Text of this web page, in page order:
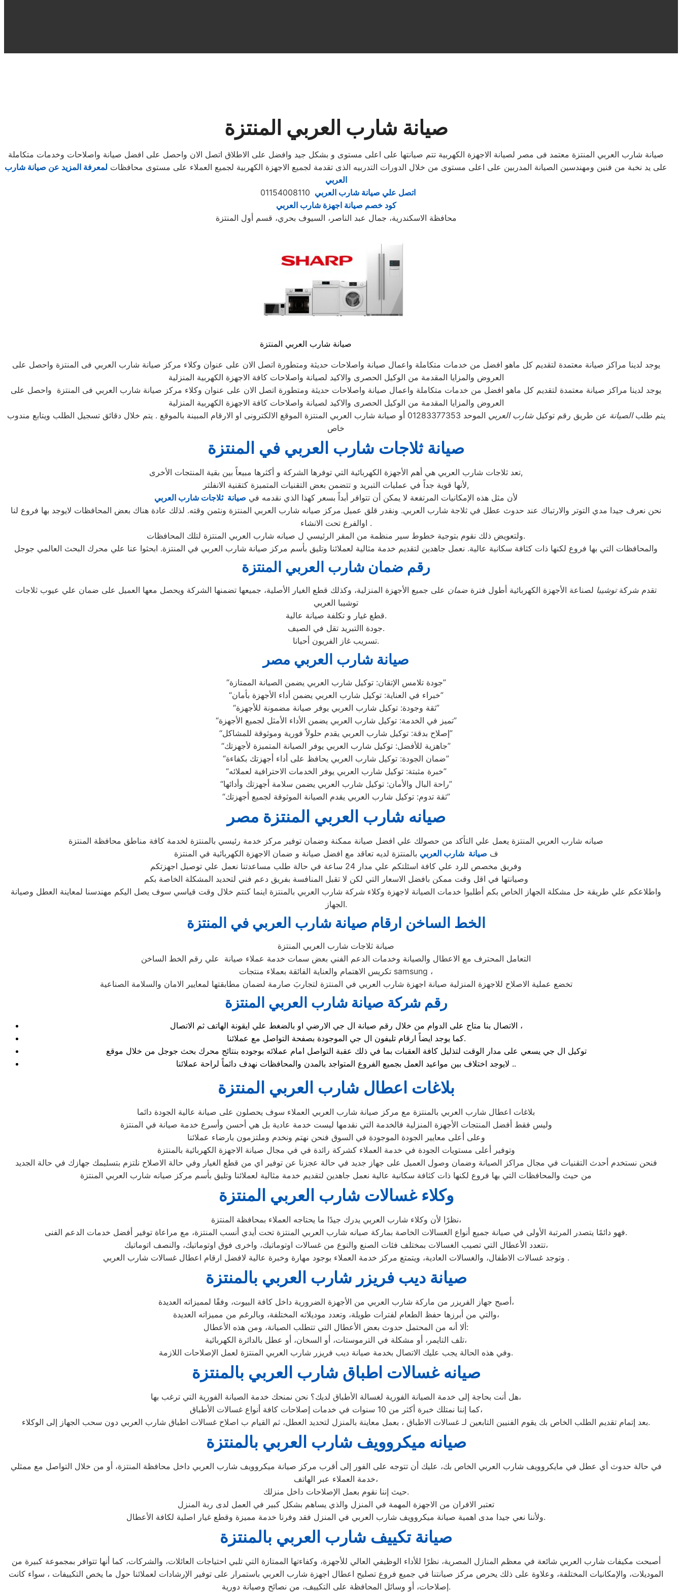
صيانة شارب العربي المنتزة
صيانة شارب العربي المنتزة معتمد فى مصر لصيانة الاجهزة الكهربية تتم صيانتها على اعلى مستوى و بشكل جيد وافضل على الاطلاق اتصل الان واحصل على افضل صيانة واصلاحات وخدمات متكاملة
على يد نخبة من فنين ومهندسين الصيانة المدربين على اعلى مستوى من خلال الدورات التدربيه الذى تقدمة لجميع الاجهزة الكهربية لجميع العملاء على مستوى محافظات لمعرفة المزيد عن صيانة شارب
العربي
اتصل علي صيانة شارب العربي
كود خصم صيانة اجهزة شارب العربي
محافظة الاسكندرية، جمال عبد الناصر، السيوف بحري، قسم أول المنتزة
صيانة شارب العربي المنتزة
يوجد لدينا مراكز صيانة معتمدة لتقديم كل ماهو افضل من خدمات متكاملة واعمال صيانة واصلاحات حديثة ومتطورة اتصل الان على عنوان وكلاء مركز صيانة شارب العربي فى المنتزة واحصل على
العروض والمزايا المقدمة من الوكيل الحصرى والاكيد لصيانة واصلاحات كافة الاجهزة الكهربية المنزلية
يوجد لدينا مراكز صيانة معتمدة لتقديم كل ماهو افضل من خدمات متكاملة واعمال صيانة واصلاحات حديثة ومتطورة اتصل الان على عنوان وكلاء مركز صيانة شارب العربي فى المنتزة واحصل على
العروض والمزايا المقدمة من الوكيل الحصرى والاكيد لصيانة واصلاحات كافة الاجهزة الكهربية المنزلية
يتم طلبالصيانة عن طريق رقم توكيلشارب العربي
الموحد 01283377353 أو صيانة شارب العربي المنتزة الموقع الالكترونى او الارقام المبينة بالموقع . يتم خلال دقائق تسجيل الطلب ويتابع مندوب
خاص
صيانة ثلاجات شارب العربي في المنتزة
تعد ثلاجات شارب العربي هي أهم الأجهزة الكهربائية التي توفرها الشركة و أكثرها مبيعاً بين بقية المنتجات الأخرى,
لأنها قوية جداً في عمليات التبريد و تتضمن بعض التقنيات المتميزة كتقنية الانفلتر,
لأن مثل هذه الإمكانيات المرتفعة لا يمكن أن تتوافر أبداً بسعر كهذا الذي نقدمه في صيانة ثلاجات شارب العربي
نحن نعرف جيدا مدي التوتر والارتباك عند حدوث عطل في ثلاجة شارب العربي. ونقدر قلق عميل مركز صيانه شارب العربي المنتزة ونثمن وقته. لذلك عادة هناك بعض المحافظات لايوجد بها فروع لنا
اوالفرع تحت الانشاء .
ولتعويض ذلك نقوم بتوجية خطوط سير منظمة من المقر الرئيسي ل صيانه شارب العربي المنتزة لتلك المحافظات.
والمحافظات التي بها فروع لكنها ذات كثافة سكانية عالية. نعمل جاهدين لتقديم خدمة مثالية لعملائنا وتليق بأسم مركز صيانة شارب العربي في المنتزة. ابحثوا عنا علي محرك البحث العالمي جوجل
رقم ضمان شارب العربي المنتزة
تقدم شركةتوشيبا لصناعة الأجهزة الكهربائية أطول فترة ضمان على جميع الأجهزة المنزلية، وكذلك قطع الغيار الأصلية، جميعها تضمنها الشركة ويحصل معها العميل على ضمان علي عيوب ثلاجات
توشيبا العربي
قطع غيار و تكلفة صيانة عالية.
جودة االتبريد تقل في الصيف.
تسريب غاز الفريون أحيانا.
صيانة شارب العربي مصر
“جودة تلامس الإتقان: توكيل شارب العربي يضمن الصيانة الممتازة”
“خبراء في العناية: توكيل شارب العربي يضمن أداء الأجهزة بأمان”
“ثقة وجودة: توكيل شارب العربي يوفر صيانة مضمونة للأجهزة”
“تميز في الخدمة: توكيل شارب العربي يضمن الأداء الأمثل لجميع الأجهزة”
“إصلاح بدقة: توكيل شارب العربي يقدم حلولاً فورية وموثوقة للمشاكل”
“جاهزية للأفضل: توكيل شارب العربي يوفر الصيانة المتميزة لأجهزتك”
“ضمان الجودة: توكيل شارب العربي يحافظ على أداء أجهزتك بكفاءة”
“خبرة مثبتة: توكيل شارب العربي يوفر الخدمات الاحترافية لعملائه”
“راحة البال والأمان: توكيل شارب العربي يضمن سلامة أجهزتك وأدائها”
“ثقة تدوم: توكيل شارب العربي يقدم الصيانة الموثوقة لجميع أجهزتك”
صيانه شارب العربي المنتزة مصر
صيانه شارب العربي المنتزة يعمل علي التأكد من حصولك علي افضل صيانة ممكنة وضمان توفير مركز خدمة رئيسي بالمنتزة لخدمة كافة مناطق محافظة المنتزة
ف صيانة شارب العربي بالمنتزة لديه تعاقد مع افضل صيانة و ضمان الاجهزة الكهربائية في المنتزة
وفريق مخصص للرد علي كافة اسئلتكم علي مدار 24 ساعة في حالة طلب مساعدتنا نعمل علي توصيل اجهزتكم
وصيانتها في اقل وقت ممكن بافضل الاسعار التي لكن لا تقبل المنافسة بفريق دعم فني لتحديد المشكلة الخاصة بكم
واطلاعكم علي طريقة حل مشكلة الجهاز الخاص بكم أطلبوا خدمات الصيانة لاجهزة وكلاء شركة شارب العربي بالمنتزة اينما كنتم خلال وقت قياسي سوف يصل اليكم مهندسنا لمعاينة العطل وصيانة
الجهاز.
الخط الساخن ارقام صيانة شارب العربي في المنتزة
صيانة ثلاجات شارب العربي المنتزة
التعامل المحترف مع الاعطال والصيانة وخدمات الدعم الفني بعض سمات خدمة عملاء صيانة علي رقم الخط الساخن
تكريس الاهتمام والعناية الفائقة بعملاء منتجات samsung ،
تخضع عملية الاصلاح للاجهزة المنزلية صيانة اجهزة شارب العربي في المنتزة لتجاربَ صارمة لضمان مطابقتها لمعايير الامان والسلامة الصناعية
رقم شركة صيانة شارب العربي المنتزة
الاتصال بنا متاح على الدوام من خلال رقم صيانة ال جي الارضي او بالضغط علي ايقونة الهاتف ثم الاتصال ،
كما يوجد ايضاً ارقام تليفون ال جي الموجودة بصفحة التواصل مع عملائنا.
توكيل ال جي يسعي على مدار الوقت لتذليل كافة العقبات بما في ذلك عقبة التواصل امام عملائه بوجوده بنتائج محرك بحث جوجل من خلال موقع
لايوجد اختلاف بين مواعيد العمل بجميع الفروع المتواجد بالمدن والمحافظات نهدف دائماً لراحة عملائنا ..
بلاغات اعطال شارب العربي المنتزة
بلاغات اعطال شارب العربي بالمنتزة مع مركز صيانة شارب العربي العملاء سوف يحصلون على صيانة عالية الجودة دائما
وليس فقط أفضل المنتجات الأجهزة المنزلية فالخدمة التي نقدمها ليست خدمة عادية بل هي أحسن وأسرع خدمة صيانة في المنتزة
وعلى أعلى معايير الجودة الموجودة في السوق فنحن نهتم ونخدم وملتزمون بارضاء عملائنا
وتوفير أعلى مستويات الجودة في خدمة العملاء كشركة رائدة في في مجال صيانة الاجهزة الكهربائية بالمنتزة
فنحن نستخدم أحدث التقنيات في مجال مراكز الصيانة وضمان وصول العميل على جهاز جديد في حالة عجزنا عن توفير اي من قطع الغيار وفي حالة الاصلاح نلتزم بتسليمك جهازك في حالة الجديد
من حيث والمحافظات التي بها فروع لكنها ذات كثافة سكانية عالية نعمل جاهدين لتقديم خدمة مثالية لعملائنا وتليق بأسم مركز صيانه شارب العربي المنتزة
وكلاء غسالات شارب العربي المنتزة
نظرًا لأن وكلاء شارب العربي يدرك جيدًا ما يحتاجه العملاء بمحافظة المنتزة،
فهو دائمًا يتصدر المرتبة الأولى في صيانة جميع أنواع الغسالات الخاصة بماركة صيانه شارب العربي المنتزة تحت أيدي أنسب المنتزة، مع مراعاة توفير أفضل خدمات الدعم الفنى.
تتعدد الأعطال التي تصيب الغسالات بمختلف فئات الصنع والنوع من غسالات اوتوماتيك، واخرى فوق اوتوماتيك، والنصف اتوماتيك،
وتوجد غسالات الاطفال، والغسالات العادية، ويتمتع مركز خدمة العملاء بوجود مهارة وخبرة عالية لافضل ارقام اعطال غسالات شارب العربي .
صيانة ديب فريزر شارب العربي بالمنتزة
أصبح جهاز الفريزر من ماركة شارب العربي من الأجهزة الضرورية داخل كافة البيوت، وفقًا لمميزاته العديدة،
والتي من أبرزها حفظ الطعام لفترات طويلة، وتعدد موديلاته المختلفة، وبالرغم من مميزاته العديدة،
ألا أنه من المحتمل حدوث بعض الأعطال التي تتطلب الصيانة، ومن هذه الأعطال:
تلف التايمر، أو مشكلة في الترموستات، أو السخان، أو عطل بالدائرة الكهربائية،
وفي هذه الحالة يجب عليك الاتصال بخدمة صيانة ديب فريزر شارب العربي المنتزة لعمل الإصلاحات اللازمة.
صيانه غسالات اطباق شارب العربي بالمنتزة
هل أنت بحاجة إلى خدمة الصيانة الفورية لغسالة الأطباق لديك؟ نحن نمنحك خدمة الصيانة الفورية التي ترغب بها،
كما إننا نمتلك خبرة أكثر من 10 سنوات في خدمات إصلاحات كافة أنواع غسالات الأطباق،
بعد إتمام تقديم الطلب الخاص بك يقوم الفنيين التابعين لـ غسالات الاطباق ، بعمل معاينة بالمنزل لتحديد العطل، ثم القيام ب اصلاح غسالات اطباق شارب العربي دون سحب الجهاز إلى الوكلاء.
صيانه ميكروويف شارب العربي بالمنتزة
في حالة حدوث أي عطل في مايكروويف شارب العربي الخاص بك، عليك أن تتوجه على الفور إلى أقرب مركز صيانة ميكروويف شارب العربي داخل محافظة المنتزة، أو من خلال التواصل مع ممثلي
خدمة العملاء عبر الهاتف،
حيث إننا نقوم بعمل الإصلاحات داخل منزلك.
تعتبر الافران من الاجهزة المهمة في المنزل والذي يساهم بشكل كبير في العمل لدى ربة المنزل
ولأننا نعي جيدا مدى اهمية صيانة ميكروويف شارب العربي في المنزل فقد وفرنا خدمة مميزة وقطع غيار اصلية لكافة الأعطال.
صيانة تكييف شارب العربي بالمنتزة
أصبحت مكيفات شارب العربي شائعة في معظم المنازل المصرية، نظرًا للأداء الوظيفي العالي للأجهزة، وكفاءتها الممتازة التي تلبي احتياجات العائلات، والشركات، كما أنها تتوافر بمجموعة كبيرة من
الموديلات، والإمكانيات المختلفة، وعلاوة على ذلك يحرص مركز صيانتنا في جميع فروع تصليح اعطال اجهزة شارب العربي باستمرار على توفير الإرشادات لعملائنا حول ما يخص التكييفات ، سواء كانت
إصلاحات، أو وسائل المحافظة على التكييف، من نصائح وصيانة دورية.